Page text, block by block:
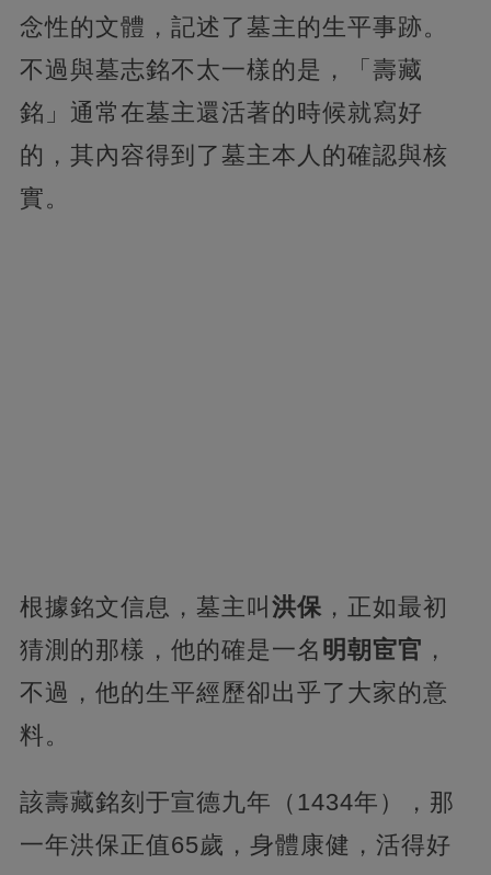
念性的文體，記述了墓主的生平事跡。
不過與墓志銘不太一樣的是，「壽藏
銘」通常在墓主還活著的時候就寫好
的，其內容得到了墓主本人的確認與核
實。
根據銘文信息，墓主叫 洪保 ，正如最初
猜測的那樣，他的確是一名 明朝宦官 ，
不過，他的生平經歷卻出乎了大家的意
料。
該壽藏銘刻于宣德九年（1434年），那
一年洪保正值65歲，身體康健，活得好